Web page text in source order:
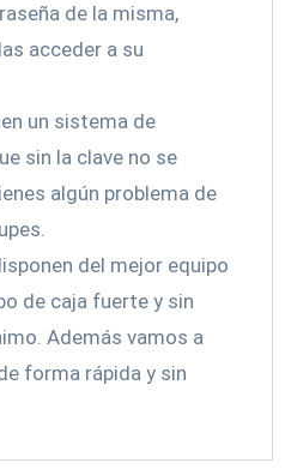
de la misma,
acceder a su
un sistema de
sin la clave no se
algún problema de
del mejor equipo
de caja fuerte y sin
Además vamos a
forma rápida y sin